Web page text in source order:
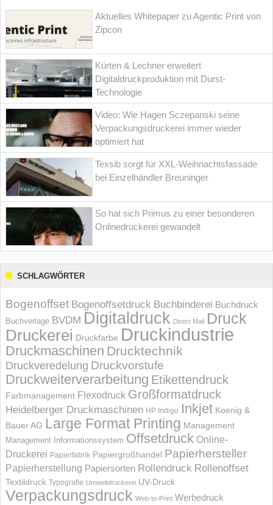
Aktuelles Whitepaper zu Agentic Print von
Zipcon
Kürten & Lechner erweitert
Digitaldruckproduktion mit Durst-
Technologie
Video: Wie Hagen Sczepanski seine
Verpackungsdruckerei immer wieder
optimiert hat
Texsib sorgt für XXL-Weihnachtsfassade
bei Einzelhändler Breuninger
So hat sich Primus zu einer besonderen
Onlinedruckerei gewandelt
SCHLAGWÖRTER
Bogenoffset Bogenoffsetdruck Buchbinderei Buchdruck
Buchverlage BVDM Digitaldruck Direct Mail Druck
Druckerei Druckfarbe Druckindustrie
Druckmaschinen Drucktechnik
Druckveredelung Druckvorstufe
Druckweiterverarbeitung Etikettendruck
Farbmanagement Flexodruck Großformatdruck
Heidelberger Druckmaschinen HP Indigo Inkjet Koenig &
Bauer AG Large Format Printing Management
Management Informations­system Offsetdruck Online-
Druckerei Papierfabrik Papiergroßhandel Papierhersteller
Papierherstellung Papiersorten Rollendruck Rollenoffset
Textildruck Typografie Umweltdruckerei UV-Druck
Verpackungsdruck Web-to-Print Werbedruck